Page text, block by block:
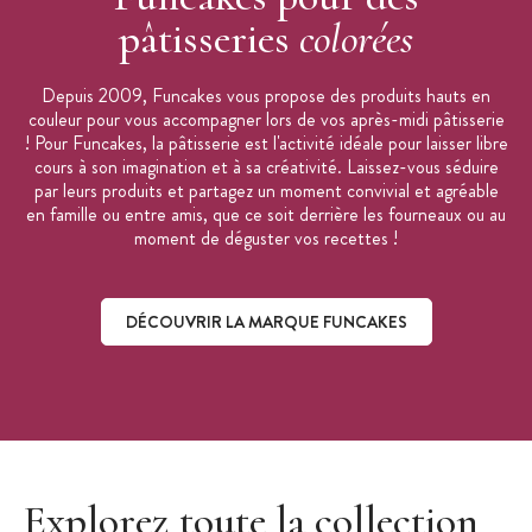
pâtissières Funcakes.
pâtisseries colorées
Depuis 2009, Funcakes vous propose des produits hauts en
couleur pour vous accompagner lors de vos après-midi pâtisserie
! Pour Funcakes, la pâtisserie est l'activité idéale pour laisser libre
cours à son imagination et à sa créativité. Laissez-vous séduire
par leurs produits et partagez un moment convivial et agréable
en famille ou entre amis, que ce soit derrière les fourneaux ou au
moment de déguster vos recettes !
DÉCOUVRIR LA MARQUE FUNCAKES
Explorez toute la collection